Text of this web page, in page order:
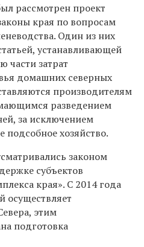
рассмотрен проект
края по вопросам
Один из них
устанавливающей
части затрат
домашних северных
производителям
разведением
за исключением
хозяйство.
законом
субъектов
края». С 2014 года
осуществляет
этим
подготовка